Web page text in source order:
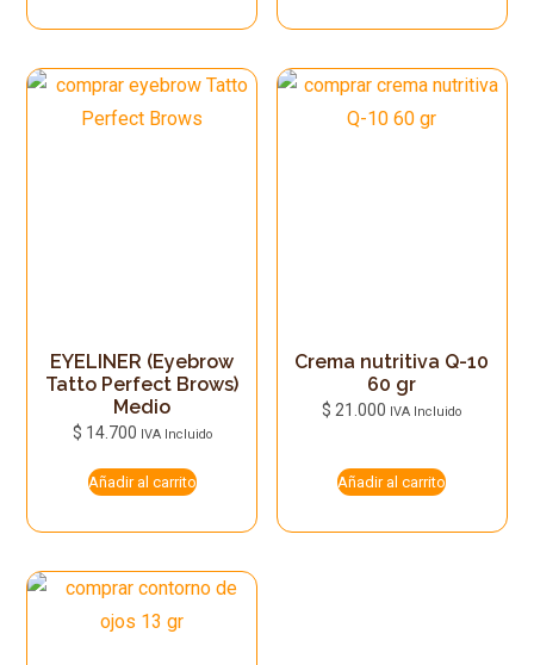
EYELINER (Eyebrow
Tatto Perfect Brows)
Medio
$ 14.700 IVA Incluido
Añadir al carrito
Crema nutritiva Q-10
60 gr
$ 21.000 IVA Incluido
Añadir al carrito